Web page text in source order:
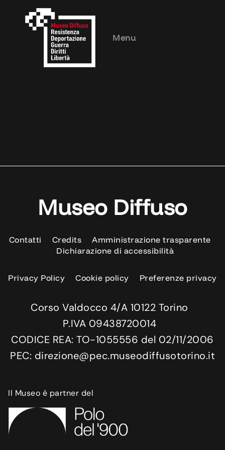
Menu
Museo Diffuso
Contatti Credits
Amministrazione trasparente
Dichiarazione di accessibilità
Privacy Policy Cookie policy Preferenze privacy
Corso Valdocco 4/A 10122 Torino
P.IVA 09438720014
CODICE REA: TO-1055556 del 02/11/2006
PEC: direzione@pec.museodiffusotorino.it
Il Museo è partner del